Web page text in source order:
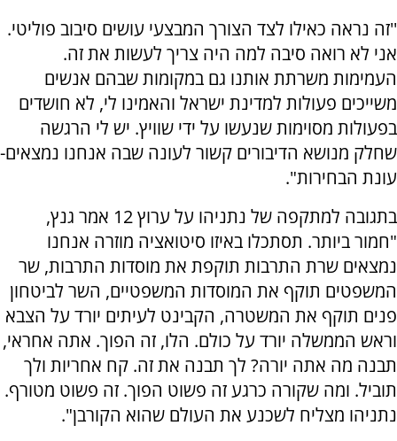
''זה נראה כאילו לצד הצורך המבצעי עושים סיבוב פוליטי.
אני לא רואה סיבה למה היה צריך לעשות את זה.
העמימות משרתת אותנו גם במקומות שבהם אנשים
משייכים פעולות למדינת ישראל והאמינו לי, לא חושדים
בפעולות מסוימות שנעשו על ידי שוויץ. יש לי הרגשה
שחלק מנושא הדיבורים קשור לעונה שבה אנחנו נמצאים-
עונת הבחירות".
בתגובה למתקפה של נתניהו על ערוץ 12 אמר גנץ,
"חמור ביותר. תסתכלו באיזו סיטואציה מוזרה אנחנו
נמצאים שרת התרבות תוקפת את מוסדות התרבות, שר
המשפטים תוקף את המוסדות המשפטיים, השר לביטחון
פנים תוקף את המשטרה, הקבינט לעיתים יורד על הצבא
וראש הממשלה יורד על כולם. הלו, זה הפוך. אתה אחראי,
תבנה מה אתה יורה? לך תבנה את זה. קח אחריות ולך
תוביל. ומה שקורה כרגע זה פשוט הפוך. זה פשוט מטורף.
נתניהו מצליח לשכנע את העולם שהוא הקורבן".